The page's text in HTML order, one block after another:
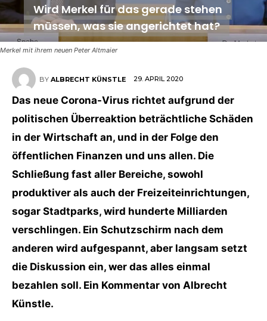
Merkel mit ihrem neuen Peter Altmaier
Wird Merkel für das gerade stehen
müssen, was sie angerichtet hat?
BY ALBRECHT KÜNSTLE 29. APRIL 2020
Das neue Corona-Virus richtet aufgrund der
politischen Überreaktion beträchtliche Schäden
in der Wirtschaft an, und in der Folge den
öffentlichen Finanzen und uns allen. Die
Schließung fast aller Bereiche, sowohl
produktiver als auch der Freizeiteinrichtungen,
sogar Stadtparks, wird hunderte Milliarden
verschlingen. Ein Schutzschirm nach dem
anderen wird aufgespannt, aber langsam setzt
die Diskussion ein, wer das alles einmal
bezahlen soll. Ein Kommentar von Albrecht
Künstle.